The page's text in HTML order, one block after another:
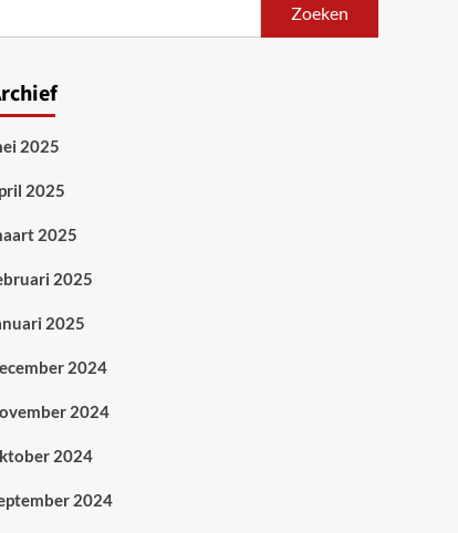
Zoeken
2025
2025
2025
2025
2025
2024
2024
2024
2024